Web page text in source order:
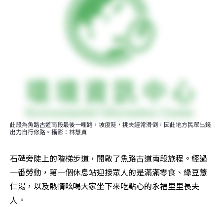
此段為魚路古道南段最後一哩路，坡度陡，挑夫經常滑倒，因此地方民眾出錢
出力自行修路。攝影：林慧貞
石碑旁陡上的階梯步道，開啟了魚路古道南段旅程。經過
一番勞動，第一個休息站迎接眾人的是滿滿零食、綠豆薏
仁湯，以及熱情吆喝大家坐下來吃點心的永福里里長夫
人。